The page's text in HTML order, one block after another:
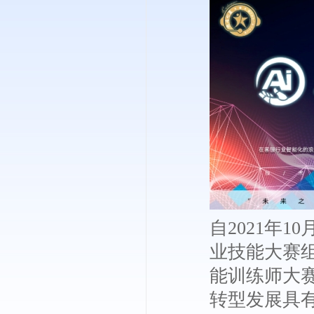
自2021年10
业技能大赛
能训练师大
转型发展具